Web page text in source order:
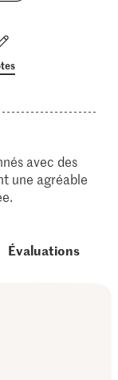
avec des
une agréable
Évaluations